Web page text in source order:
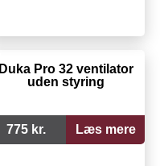
Duka Pro 32 ventilator
uden styring
775 kr. Læs mere